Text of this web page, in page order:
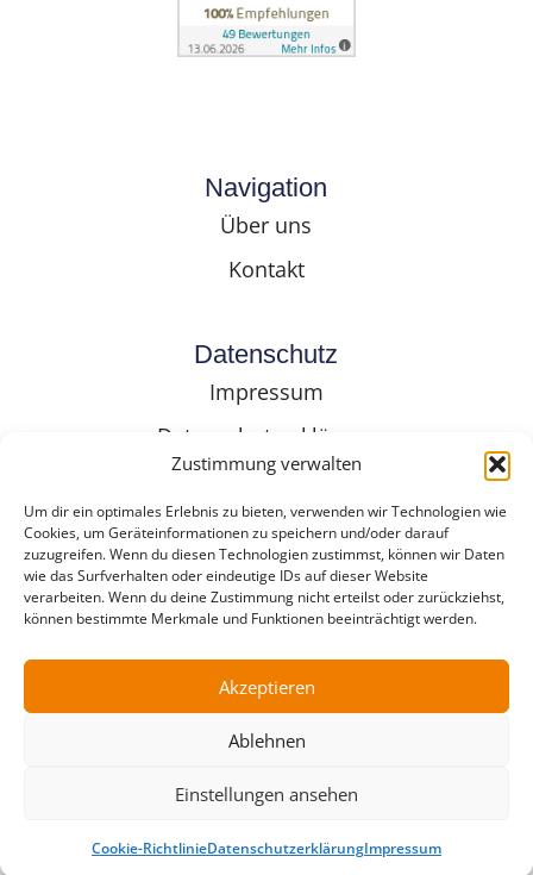
Zustimmung verwalten
Um dir ein optimales Erlebnis zu bieten, verwenden wir Technologien wie
Cookies, um Geräteinformationen zu speichern und/oder darauf
zuzugreifen. Wenn du diesen Technologien zustimmst, können wir Daten
wie das Surfverhalten oder eindeutige IDs auf dieser Website
verarbeiten. Wenn du deine Zustimmung nicht erteilst oder zurückziehst,
können bestimmte Merkmale und Funktionen beeinträchtigt werden.
Akzeptieren
Ablehnen
Einstellungen ansehen
Cookie-RichtlinieDatenschutzerklärungImpressum
Navigation
Über uns
Kontakt
Datenschutz
Impressum
Datenschutzerklärung
Cookie-Richtlinie (EU)
Folge Uns
Copyright © 2025 BusinessClub Connexxtion
Webagentur Karlsruhe - mit ❤️ erstellt von we-